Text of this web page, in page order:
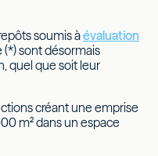
soumis àévaluation
sont désormais
quel que soit leur
créant une emprise
m² dans un espace